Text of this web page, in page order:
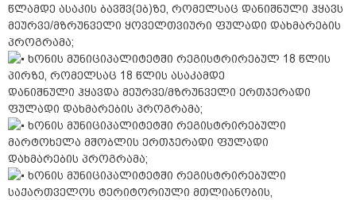
წლამდე ასაკის ბავშვ(ებ)ზე, რომელსაც დანიშნული ჰყავს
მეურვე/მზრუნველი ყოველთვიური ფულადი დახმარების
პროგრამა;
ხონის მუნიციპალიტეტში რეგისტრირებულ 18 წლის
პირზე, რომელსაც 18 წლის ასაკამდე
დანიშნული ჰყავდა მეურვე/მზრუნველი ერთჯერადი
ფულადი დახმარების პროგრამა;
ხონის მუნიციპალიტეტში რეგისტრირებული
მარტოხელა მშობლის ერთჯერადი ფულადი
დახმარების პროგრამა;
ხონის მუნიციპალიტეტში რეგისტრირებული
საქართველოს ტერიტორიული მთლიანობის,